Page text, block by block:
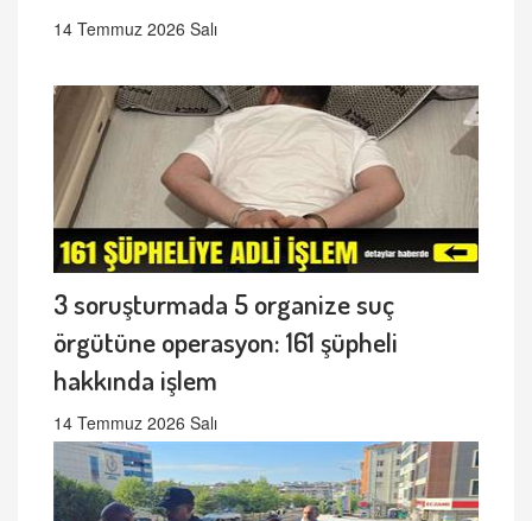
14 Temmuz 2026 Salı
3 soruşturmada 5 organize suç
örgütüne operasyon: 161 şüpheli
hakkında işlem
14 Temmuz 2026 Salı